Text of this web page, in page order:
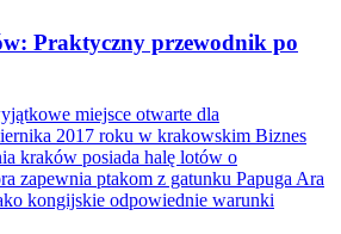
Praktyczny przewodnik po
miejsce otwarte dla
2017 roku w krakowskim Biznes
kraków posiada halę lotów o
zapewnia ptakom z gatunku Papuga Ara
kongijskie odpowiednie warunki